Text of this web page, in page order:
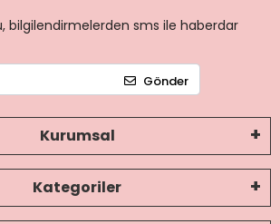
bilgilendirmelerden sms ile haberdar
Gönder
Kurumsal
Kategoriler